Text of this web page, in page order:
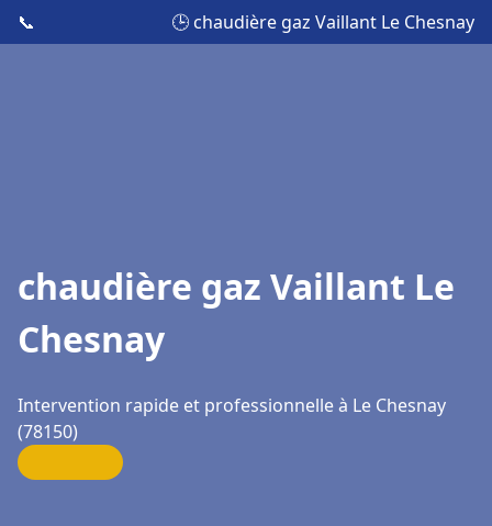
📞 🕒 chaudière gaz Vaillant Le Chesnay
chaudière gaz Vaillant Le
Chesnay
Intervention rapide et professionnelle à Le Chesnay
(78150)